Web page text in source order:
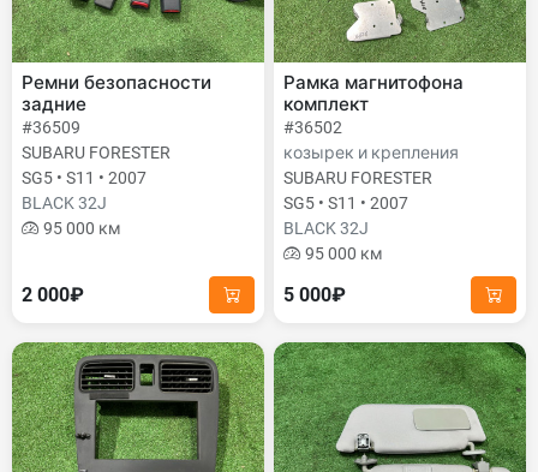
Ремни безопасности
задние
#36509
SUBARU FORESTER
SG5 • S11 • 2007
BLACK 32J
95 000 км
2 000₽
Рамка магнитофона
комплект
#36502
козырек и крепления
SUBARU FORESTER
SG5 • S11 • 2007
BLACK 32J
95 000 км
5 000₽